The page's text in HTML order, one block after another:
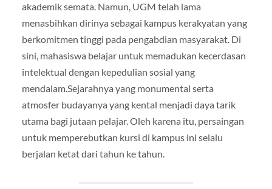
akademik semata. Namun, UGM telah lama
menasbihkan dirinya sebagai kampus kerakyatan yang
berkomitmen tinggi pada pengabdian masyarakat. Di
sini, mahasiswa belajar untuk memadukan kecerdasan
intelektual dengan kepedulian sosial yang
mendalam.Sejarahnya yang monumental serta
atmosfer budayanya yang kental menjadi daya tarik
utama bagi jutaan pelajar. Oleh karena itu, persaingan
untuk memperebutkan kursi di kampus ini selalu
berjalan ketat dari tahun ke tahun.